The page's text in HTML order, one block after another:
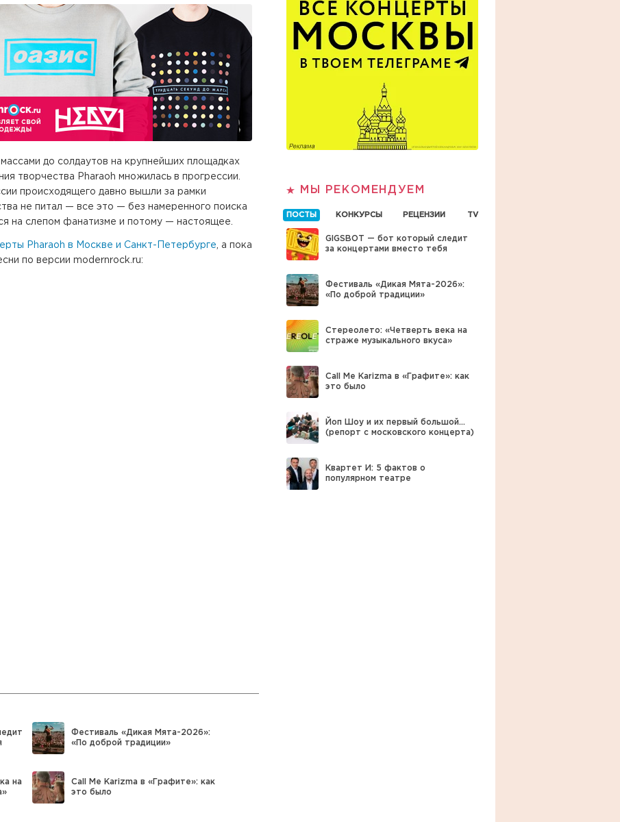
до солдаутов на крупнейших площадках
творчества Pharaoh множилась в прогрессии.
происходящего давно вышли за рамки
не питал — все это — без намеренного поиска
на слепом фанатизме и потому — настоящее.
Pharaoh в Москве и Санкт-Петербурге , а пока
по версии modernrock.ru:
Фестиваль «Дикая Мята-2026»:
«По доброй традиции»
на
Call Me Karizma в «Графите»: как
это было
МЫ РЕКОМЕНДУЕМ
ПОСТЫ КОНКУРСЫ РЕЦЕНЗИИ TV
GIGSBOT — бот который следит
за концертами вместо тебя
Фестиваль «Дикая Мята-2026»:
«По доброй традиции»
Стереолето: «Четверть века на
страже музыкального вкуса»
Call Me Karizma в «Графите»: как
это было
Йоп Шоу и их первый большой…
(репорт с московского концерта)
Квартет И: 5 фактов о
популярном театре